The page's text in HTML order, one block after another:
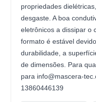
propriedades
desgaste. A boa
eletrônicos a dissipar o
formato é estável
durabilidade, a
de dimensões. Para
para info@mascera-
13860446139